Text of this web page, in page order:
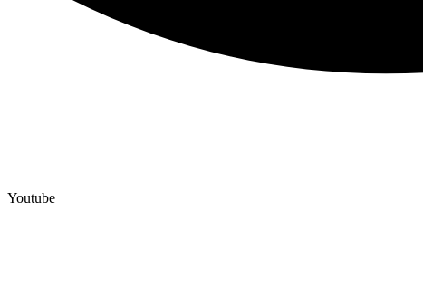
Youtube